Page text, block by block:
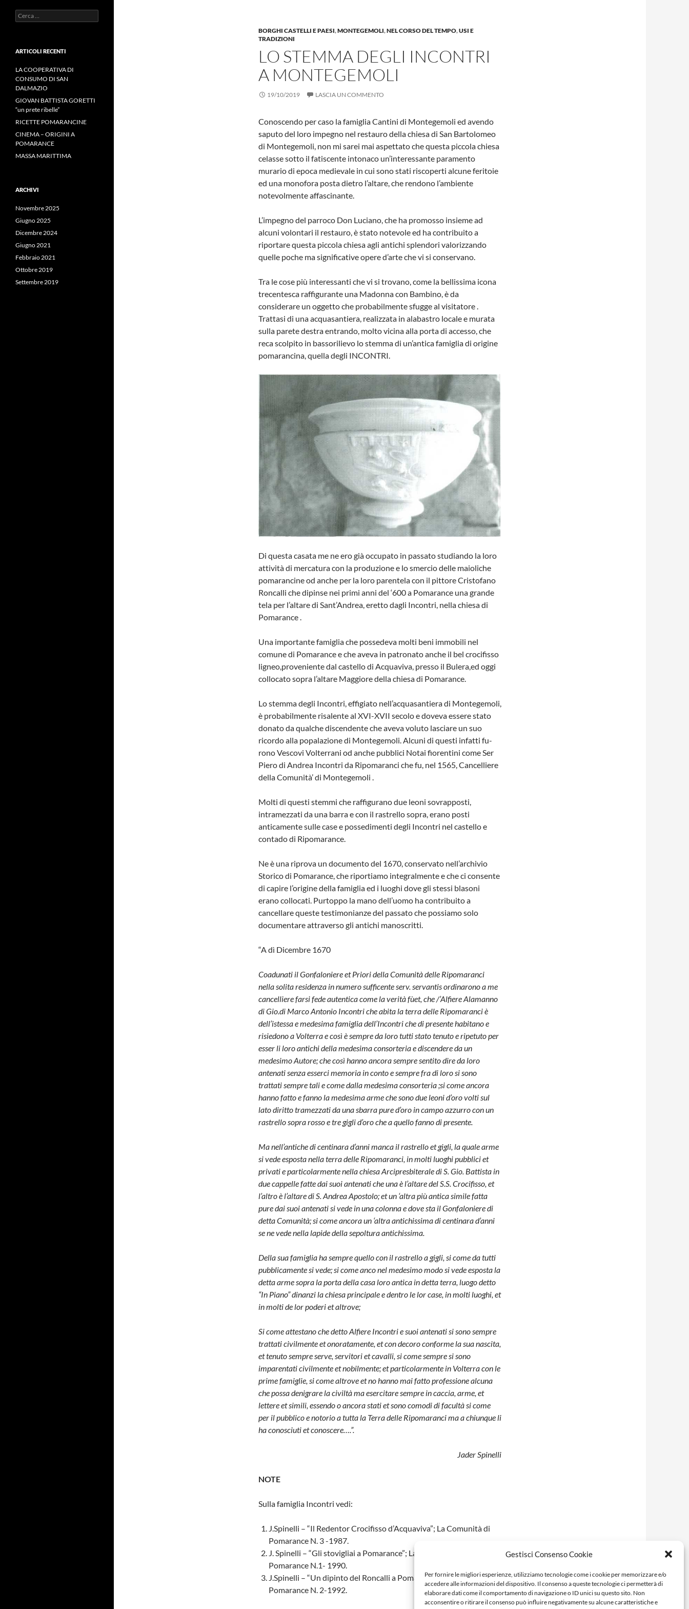
Gestisci Consenso Cookie
Per fornire le migliori esperienze, utilizziamo tecnologie come i cookie per memorizzare e/o
accedere alle informazioni del dispositivo. Il consenso a queste tecnologie ci permetterà di
elaborare dati come il comportamento di navigazione o ID unici su questo sito. Non
acconsentire o ritirare il consenso può influire negativamente su alcune caratteristiche e
BORGHI CASTELLI E PAESI,MONTEGEMOLI,NEL CORSO DEL TEMPO,USI E
TRADIZIONI
LO STEMMA DEGLI INCONTRI
A MONTEGEMOLI
19/10/2019 LASCIA UN COMMENTO
Conoscendo per caso la famiglia Can­tini di Montegemoli ed avendo
saputo del loro impegno nel restauro della chie­sa di San Bartolomeo
di Montegemoli, non mi sarei mai aspettato che questa piccola chiesa
celasse sotto il fatiscente intonaco un’interessante paramento
murario di epoca medievale in cui sono stati riscoperti alcune feritoie
ed una monofora posta dietro l’altare, che ren­dono l’ambiente
notevolmente affasci­nante.
L’impegno del parroco Don Luciano, che ha promosso insieme ad
alcuni volontari il restauro, è stato notevole ed ha contri­buito a
riportare questa piccola chiesa agli antichi splendori valorizzando
quel­le poche ma significative opere d’arte che vi si conservano.
Tra le cose più interessanti che vi si trovano, come la bellissima icona
tre­centesca raffigurante una Madonna con Bambino, è da
considerare un oggetto che probabilmente sfugge al visitatore .
Trattasi di una acquasantiera, realizza­ta in alabastro locale e murata
sulla parete destra entrando, molto vicina alla porta di accesso, che
reca scolpito in bassorilievo lo stemma di un’antica fa­miglia di origine
pomarancina, quella degli INCONTRI.
Di questa casata me ne ero già occupa­to in passato studiando la loro
attività di mercatura con la produzione e lo smer­cio delle maioliche
pomarancine od an­che per la loro parentela con il pittore Cristofano
Roncalli che dipinse nei primi anni del ‘600 a Pomarance una grande
tela per l’altare di Sant’Andrea, eretto dagli Incontri, nella chiesa di
Pomaran­ce .
Una importante famiglia che possedeva molti beni immobili nel
comune di Poma­rance e che aveva in patronato anche il bel crocifisso
ligneo,proveniente dal ca­stello di Acquaviva, presso il Bulera,ed oggi
collocato sopra l’altare Maggiore della chiesa di Pomarance.
Lo stemma degli Incontri, effigiato nel­l’acquasantiera di Montegemoli,
è pro­babilmente risalente al XVI-XVII secolo e doveva essere stato
donato da qual­che discendente che aveva voluto la­sciare un suo
ricordo alla popalazione di Montegemoli. Alcuni di questi infatti fu­
rono Vescovi Volterrani od anche pub­blici Notai fiorentini come Ser
Piero di Andrea Incontri da Ripomaranci che fu, nel 1565, Cancelliere
della Comunità’ di Montegemoli .
Molti di questi stemmi che raffigurano due leoni sovrapposti,
intramezzati da una barra e con il rastrello sopra, erano posti
anticamente sulle case e possedi­menti degli Incontri nel castello e
conta­do di Ripomarance.
Ne è una riprova un documento del 1670, conservato nell’archivio
Storico di Po­marance, che riportiamo integralmen­te e che ci consente
di capire l’origine della famiglia ed i luoghi dove gli stessi blasoni
erano collocati. Purtoppo la mano dell’uomo ha contribuito a
cancellare queste testimonianze del passato che possiamo solo
documentare attraverso gli antichi manoscritti.
“A dì Dicembre 1670
Coadunati il Gonfaloniere et Priori della Comunità delle Ripomaranci
nella solita residenza in numero sufficente serv. servantis ordinarono a me
cancelliere farsi fede autentica come la verità fùet, che /’Alfiere Alamanno
di Gio.di Marco Antonio Incontri che abita la terra delle Ripomaranci è
dell’istessa e medesima famiglia dell’Incontri che di presente habitano e
risiedono a Volterra e così è sempre da loro tutti stato tenuto e ripe­tuto per
esser li loro antichi della mede­sima consorteria e discendere da un
medesimo Autore; che così hanno anco­ra sempre sentito dire da loro
antenati senza esserci memoria in conto e sem­pre fra di loro si sono
trattati sempre tali e come dalla medesima consorteria ;si come ancora
hanno fatto e fanno la medesima arme che sono due leoni d’oro volti sul
lato diritto tramezzati da una sbarra pure d’oro in campo azzurro con un
rastrello sopra rosso e tre gigli d’oro che a quello fanno di presente.
Ma nell’antiche di centinara d’anni man­ca il rastrello et gigli, la quale arme
si vede esposta nella terra delle Ripoma­ranci, in molti luoghi pubblici et
privati e particolarmente nella chiesa Arcipresbi­terale di S. Gio. Battista in
due cappelle fatte dai suoi antenati che una è l’altare del S.S. Crocifisso, et
l’altro è l’altare di S. Andrea Apostolo; et un ‘altra più antica simile fatta
pure dai suoi antenati si vede in una colonna e dove sta il Gonfaloniere di
detta Comunità; si come ancora un ‘al­tra antichissima di centinara d’anni
se ne vede nella lapide della sepoltura an­tichissima.
Della sua famiglia ha sempre quello con il rastrello a gigli, si come da tutti
pubbli­camente si vede; si come anco nel me­desimo modo si vede esposta la
detta arme sopra la porta della casa loro anti­ca in detta terra, luogo detto
“In Piano” dinanzi la chiesa principale e dentro le lor case, in molti luoghi, et
in molti de lor poderi et altrove;
Si come attestano che detto Alfiere In­contri e suoi antenati si sono sempre
trattati civilmente et onoratamente, et con decoro conforme la sua nascita,
et tenuto sempre serve, servitori et cavalli, si come sempre si sono
imparentati ci­vilmente et nobilmente; et particolarmen­te in Volterra con le
prime famiglie, si come altrove et no hanno mai fatto pro­fessione alcuna
che possa denigrare la civiltà ma esercitare sempre in caccia, arme, et
lettere et simili, essendo o an­cora stati et sono comodi di facultà si come
per il pubblico e notorio a tutta la Terra delle Ripomaranci ma a chiunque li
ha conosciuti et conoscere….”.
Jader Spinelli
NOTE
Sulla famiglia Incontri vedi:
J.Spinelli – “Il Redentor Crocifisso d’Acquaviva”; La Comunità di
Pomaran­ce N. 3 -1987.
J. Spinelli – “Gli stovigliai a Pomaran­ce”; La Comunità di
Pomarance N.1- 1990.
J.Spinelli – “Un dipinto del Roncalli a Pomarance”: La Comunità di
Pomaran­ce N. 2-1992.
Ricerca
per:
ARTICOLI RECENTI
LA COOPERATIVA DI
CONSUMO DI SAN
DALMAZIO
GIOVAN BATTISTA GORETTI
“un prete ribelle”
RICETTE POMARANCINE
CINEMA – ORIGINI A
POMARANCE
MASSA MARITTIMA
ARCHIVI
Novembre 2025
Giugno 2025
Dicembre 2024
Giugno 2021
Febbraio 2021
Ottobre 2019
Settembre 2019